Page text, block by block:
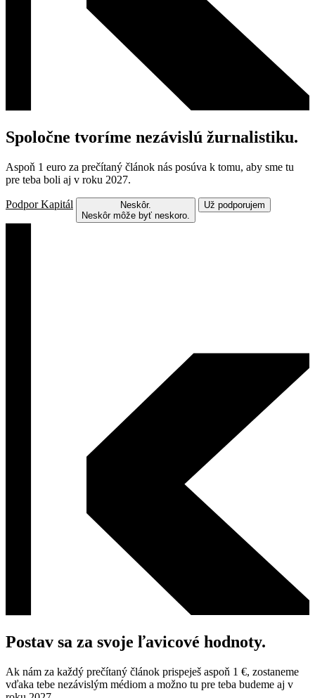
Spoločne tvoríme nezávislú žurnalistiku.
Aspoň 1 euro za prečítaný článok nás posúva k tomu, aby sme tu
pre teba boli aj v roku 2027.
Podpor Kapitál
Neskôr.
Neskôr môže byť neskoro.
Už podporujem
Postav sa za svoje ľavicové hodnoty.
Ak nám za každý prečítaný článok prispeješ aspoň 1 €, zostaneme
vďaka tebe nezávislým médiom a možno tu pre teba budeme aj v